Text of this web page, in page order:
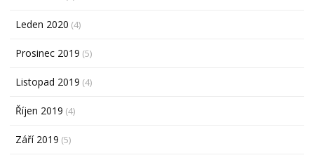
Leden 2020 (4)
Prosinec 2019 (5)
Listopad 2019 (4)
Říjen 2019 (4)
Září 2019 (5)